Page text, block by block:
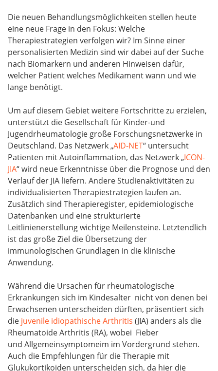
Die neuen Behandlungsmöglichkeiten stellen heute
eine neue Frage in den Fokus: Welche
Therapiestrategien verfolgen wir? Im Sinne einer
personalisierten Medizin sind wir dabei auf der Suche
nach Biomarkern und anderen Hinweisen dafür,
welcher Patient welches Medikament wann und wie
lange benötigt.
Um auf diesem Gebiet weitere Fortschritte zu erzielen,
unterstützt die Gesellschaft für Kinder-und
Jugendrheumatologie große Forschungsnetzwerke in
Deutschland. Das Netzwerk „AID-NET“ untersucht
Patienten mit Autoinflammation, das Netzwerk „ICON-
JIA“ wird neue Erkenntnisse über die Prognose und den
Verlauf der JIA liefern. Andere Studienaktivitäten zu
individualisierten Therapiestrategien laufen an.
Zusätzlich sind Therapieregister, epidemiologische
Datenbanken und eine strukturierte
Leitlinienerstellung wichtige Meilensteine. Letztendlich
ist das große Ziel die Übersetzung der
immunologischen Grundlagen in die klinische
Anwendung.
Während die Ursachen für rheumatologische
Erkrankungen sich im Kindesalter nicht von denen bei
Erwachsenen unterscheiden dürften, präsentiert sich
die juvenile idiopathische Arthritis (JIA) anders als die
Rheumatoide Arthritis (RA), wobei Fieber
und Allgemeinsymptomeim im Vordergrund stehen.
Auch die Empfehlungen für die Therapie mit
Glukukortikoiden unterscheiden sich, da hier die